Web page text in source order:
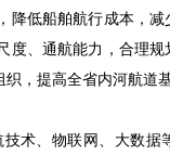
降低船舶航行成本，
度、通航能力，合理
，提高全省内河航道
术、物联网、大数据